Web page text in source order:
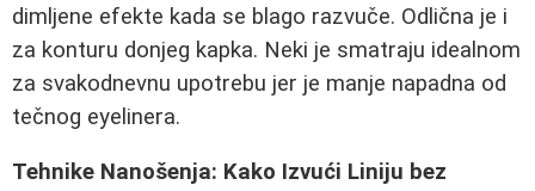
dimljene efekte kada se blago razvuče. Odlična je i
za konturu donjeg kapka. Neki je smatraju idealnom
za svakodnevnu upotrebu jer je manje napadna od
tečnog eyelinera.
Tehnike Nanošenja: Kako Izvući Liniju bez